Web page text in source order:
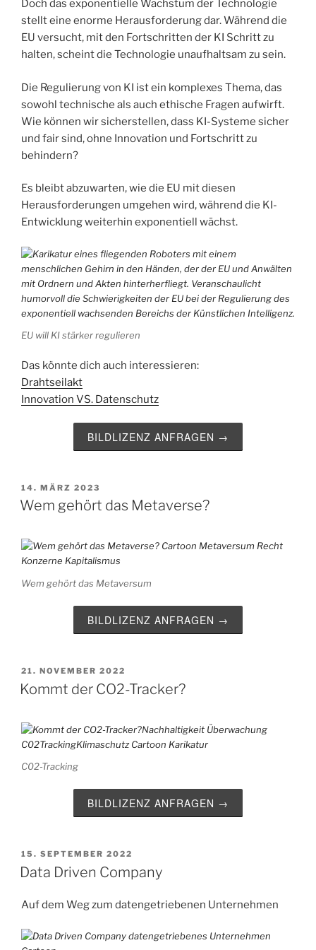
Doch das exponentielle Wachstum der Technologie
stellt eine enorme Herausforderung dar. Während die
EU versucht, mit den Fortschritten der KI Schritt zu
halten, scheint die Technologie unaufhaltsam zu sein.
Die Regulierung von KI ist ein komplexes Thema, das
sowohl technische als auch ethische Fragen aufwirft.
Wie können wir sicherstellen, dass KI-Systeme sicher
und fair sind, ohne Innovation und Fortschritt zu
behindern?
Es bleibt abzuwarten, wie die EU mit diesen
Herausforderungen umgehen wird, während die KI-
Entwicklung weiterhin exponentiell wächst.
EU will KI stärker regulieren
Das könnte dich auch interessieren:
Drahtseilakt
Innovation VS. Datenschutz
BILDLIZENZ ANFRAGEN →
VERÖFFENTLICHT
AM
14. MÄRZ 2023
Wem gehört das Metaverse?
Wem gehört das Metaversum
BILDLIZENZ ANFRAGEN →
VERÖFFENTLICHT
AM
21. NOVEMBER 2022
Kommt der CO2-Tracker?
C02-Tracking
BILDLIZENZ ANFRAGEN →
VERÖFFENTLICHT
AM
15. SEPTEMBER 2022
Data Driven Company
Auf dem Weg zum datengetriebenen Unternehmen